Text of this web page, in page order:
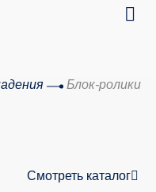
Блок-ролики
Смотреть каталог